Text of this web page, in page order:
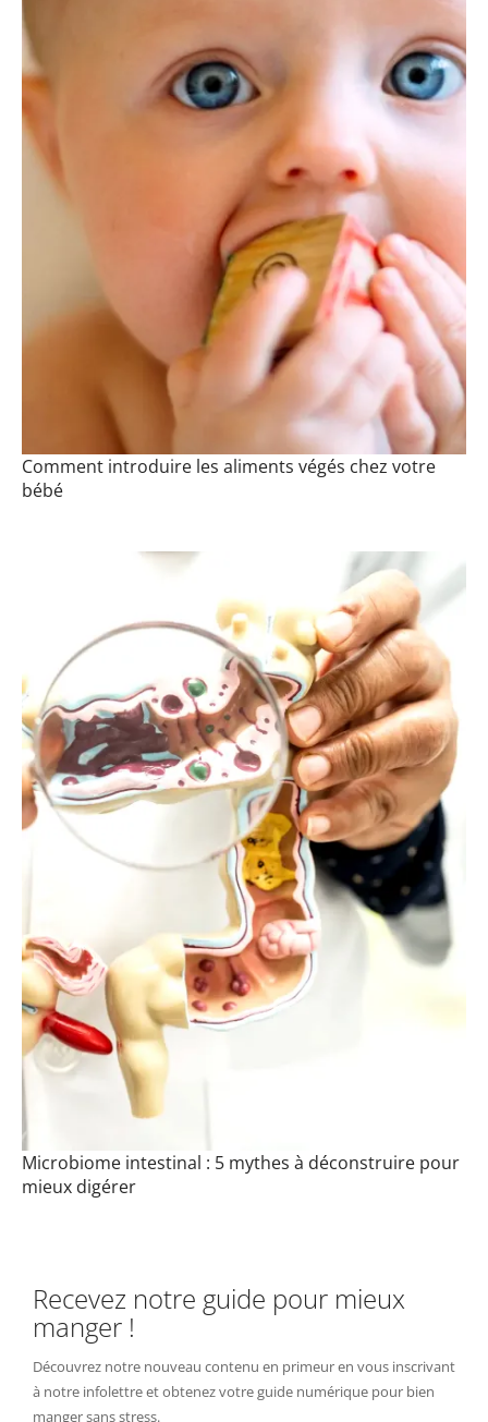
Comment introduire les aliments végés chez votre
bébé
Microbiome intestinal : 5 mythes à déconstruire pour
mieux digérer
Recevez notre guide pour mieux
manger !
Découvrez notre nouveau contenu en primeur en vous inscrivant
à notre infolettre et obtenez votre guide numérique pour bien
manger sans stress.